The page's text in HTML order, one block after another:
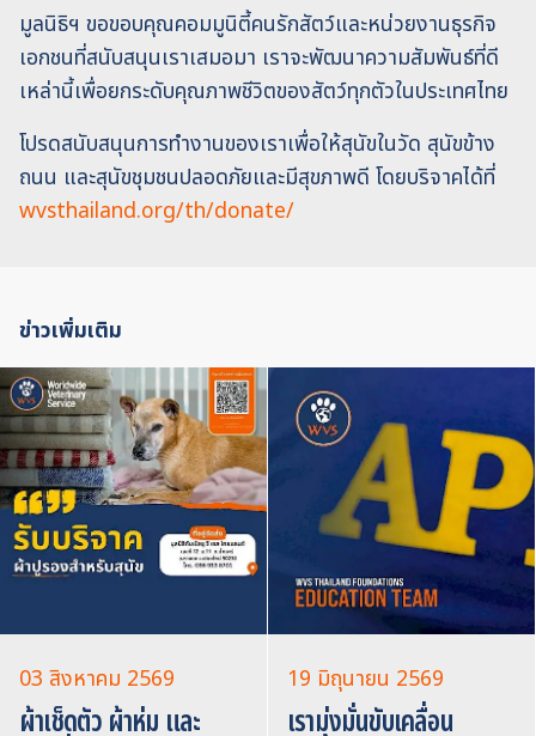
มูลนิธิฯ ขอขอบคุณคอมมูนิตี้คนรักสัตว์และหน่วยงานธุรกิจ
เอกชนที่สนับสนุนเราเสมอมา เราจะพัฒนาความสัมพันธ์ที่ดี
เหล่านี้เพื่อยกระดับคุณภาพชีวิตของสัตว์ทุกตัวในประเทศไทย
โปรดสนับสนุนการทำงานของเราเพื่อให้สุนัขในวัด สุนัขข้าง
ถนน และสุนัขชุมชนปลอดภัยและมีสุขภาพดี โดยบริจาคได้ที่
wvsthailand.org/th/donate/
ข่าวเพิ่มเติม
03 สิงหาคม 2569
ผ้าเช็ดตัว ผ้าห่ม และ
19 มิถุนายน 2569
เรามุ่งมั่นขับเคลื่อน